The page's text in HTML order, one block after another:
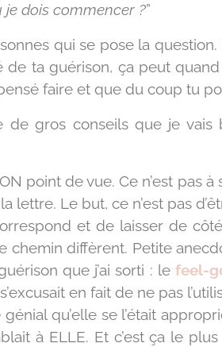
je dois commencer ?”
qui se pose la
ta guérison, ça peut
faire et que du coup tu
gros conseils que je vais
point de vue. Ce n’est pas
lettre. Le but, ce n’est pas
et de laisser de
diffèrent. Petite
que j’ai sorti : le feel-
en fait de ne pas
qu’elle se l’était
à ELLE. Et c’est ça le